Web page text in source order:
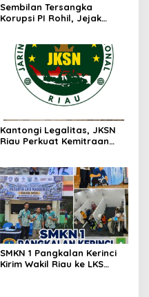
Sembilan Tersangka
Korupsi PI Rohil, Jejak
Kantongi Legalitas, JKSN
Riau Perkuat Kemitraan
SMKN 1 Pangkalan Kerinci
Kirim Wakil Riau ke LKS